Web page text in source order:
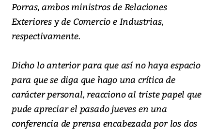
Porras, ambos ministros de Relaciones
Exteriores y de Comercio e Industrias,
respectivamente.
Dicho lo anterior para que así no haya espacio
para que se diga que hago una crítica de
carácter personal, reacciono al triste papel que
pude apreciar el pasado jueves en una
conferencia de prensa encabezada por los dos